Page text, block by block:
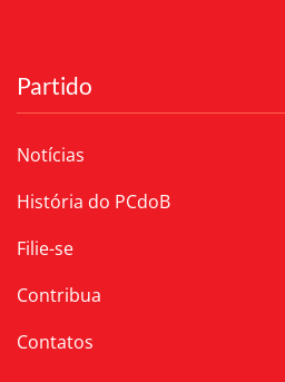
Partido
Notícias
História do PCdoB
Filie-se
Contribua
Contatos